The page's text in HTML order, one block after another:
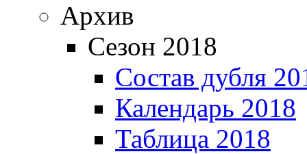
Архив
Сезон 2018
Состав дубля
Календарь 2018
Таблица 2018